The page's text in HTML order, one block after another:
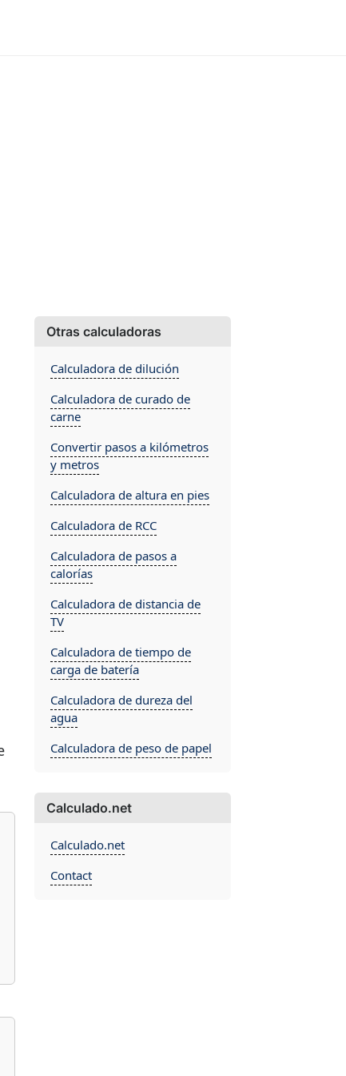
Otras calculadoras
Calculadora de dilución
Calculadora de curado de
carne
Convertir pasos a kilómetros
y metros
Calculadora de altura en pies
Calculadora de RCC
Calculadora de pasos a
calorías
Calculadora de distancia de
TV
Calculadora de tiempo de
carga de batería
Calculadora de dureza del
agua
Calculadora de peso de papel
Calculado.net
Calculado.net
Contact